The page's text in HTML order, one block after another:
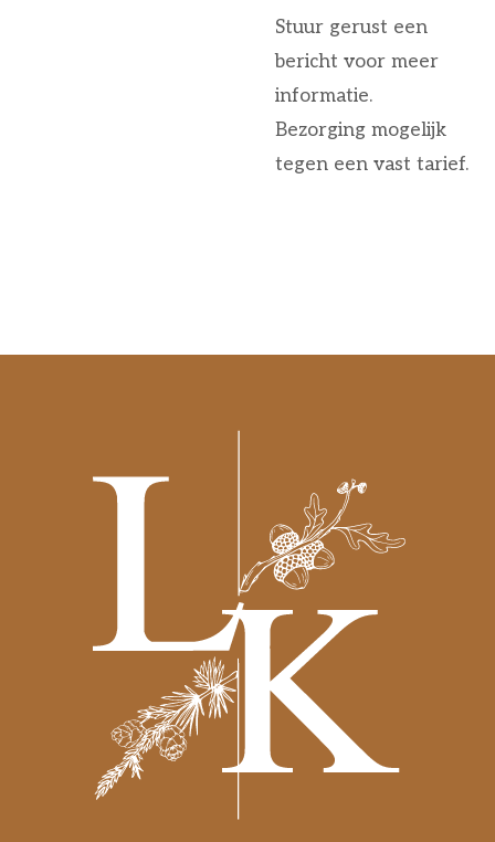
Stuur gerust een
bericht voor meer
informatie.
Bezorging mogelijk
tegen een vast tarief.